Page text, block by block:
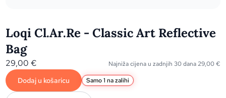
Loqi Cl.Ar.Re - Classic Art Reflective
Bag
29,00€ Najniža cijena u zadnjih 30 dana 29,00€
Dodaj u košaricu Samo 1 na zalihi